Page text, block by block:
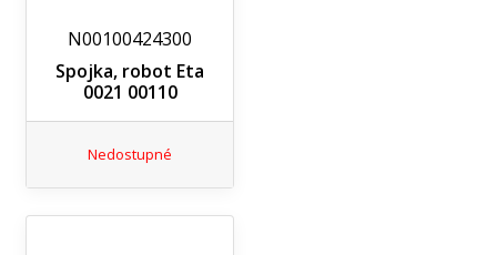
N00100424300
Spojka, robot Eta
0021 00110
Nedostupné